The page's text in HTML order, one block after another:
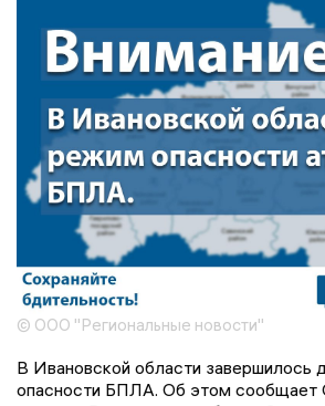
© ООО "Региональные новости"
В Ивановской области завершилось
опасности БПЛА. Об этом сообщает